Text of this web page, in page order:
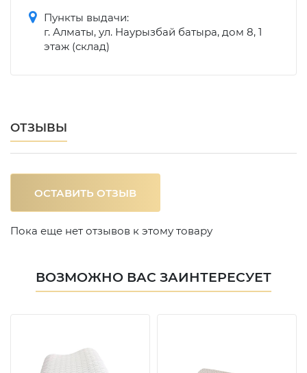
Пункты выдачи:
г. Алматы, ул. Наурызбай батыра, дом 8, 1
этаж (склад)
ОТЗЫВЫ
ОСТАВИТЬ ОТЗЫВ
Пока еще нет отзывов к этому товару
ВОЗМОЖНО ВАС ЗАИНТЕРЕСУЕТ